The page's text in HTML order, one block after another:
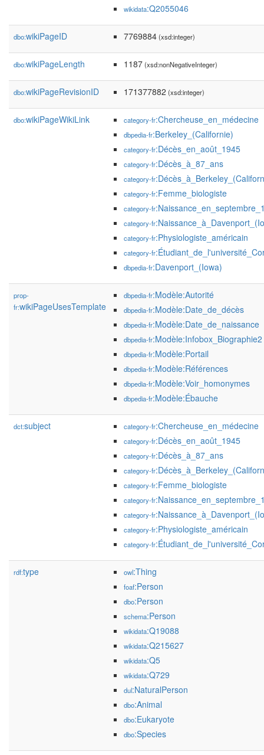
wikidata:Q2055046
dbo:wikiPageID 7769884(xsd:integer)
dbo:wikiPageLength 1187(xsd:nonNegativeInteger)
dbo:wikiPageRevisionID 171377882 (xsd:integer)
dbo:wikiPageWikiLink category-fr:Chercheuse_en_médecine
dbpedia-fr:Berkeley_(Californie)
category-fr:Décès_en_août_1945
category-fr:Décès_à_87_ans
category-fr
category-fr:Femme_biologiste
category-fr
category-fr
category-fr:Physiologiste_américain
category-fr
dbpedia-fr:Davenport_(Iowa)
prop-
fr:wikiPageUsesTemplate
dbpedia-fr:Modèle:Autorité
dbpedia-fr:Modèle:Date_de_décès
dbpedia-fr:Modèle:Date_de_naissance
dbpedia-fr:Modèle:Infobox_Biographie2
dbpedia-fr:Modèle:Portail
dbpedia-fr:Modèle:Références
dbpedia-fr:Modèle:Voir_homonymes
dbpedia-fr:Modèle:Ébauche
dct:subject category-fr:Chercheuse_en_médecine
category-fr:Décès_en_août_1945
category-fr:Décès_à_87_ans
category-fr
category-fr:Femme_biologiste
category-fr
category-fr
category-fr:Physiologiste_américain
category-fr
rdf:type owl:Thing
foaf:Person
dbo:Person
schema:Person
wikidata:Q19088
wikidata:Q215627
wikidata:Q5
wikidata:Q729
dul:NaturalPerson
dbo:Animal
dbo:Eukaryote
dbo:Species